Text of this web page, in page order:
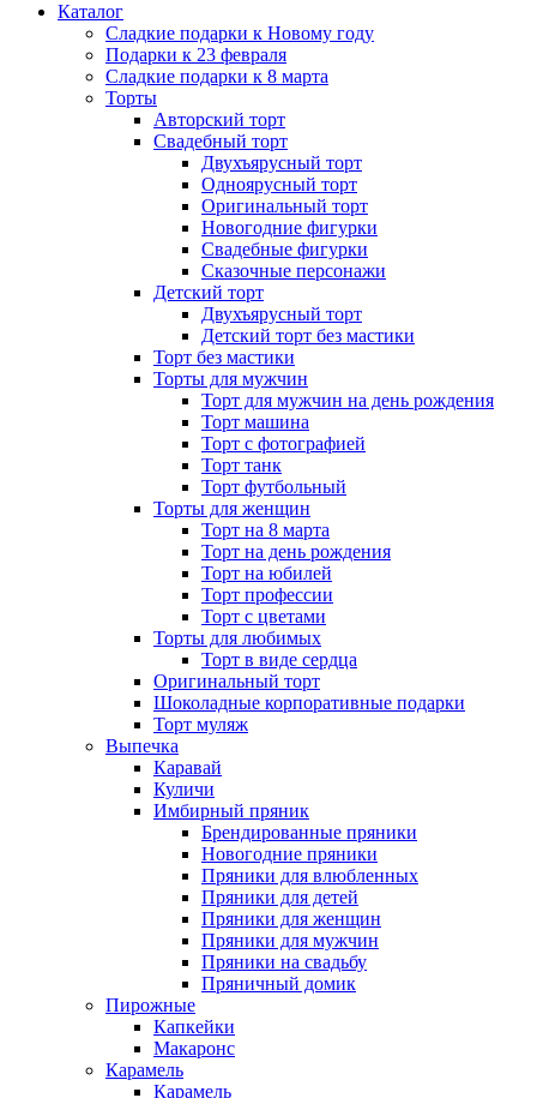
Каталог
Сладкие подарки к Новому году
Подарки к 23 февраля
Сладкие подарки к 8 марта
Торты
Авторский торт
Свадебный торт
Двухъярусный торт
Одноярусный торт
Оригинальный торт
Новогодние фигурки
Свадебные фигурки
Сказочные персонажи
Детский торт
Двухъярусный торт
Детский торт без мастики
Торт без мастики
Торты для мужчин
Торт для мужчин на день рождения
Торт машина
Торт с фотографией
Торт танк
Торт футбольный
Торты для женщин
Торт на 8 марта
Торт на день рождения
Торт на юбилей
Торт профессии
Торт с цветами
Торты для любимых
Торт в виде сердца
Оригинальный торт
Шоколадные корпоративные подарки
Торт муляж
Выпечка
Каравай
Куличи
Имбирный пряник
Брендированные пряники
Новогодние пряники
Пряники для влюбленных
Пряники для детей
Пряники для женщин
Пряники для мужчин
Пряники на свадьбу
Пряничный домик
Пирожные
Капкейки
Макаронс
Карамель
Карамель